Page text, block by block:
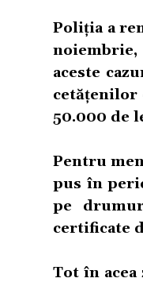
Poliția a
noiembrie,
aceste
cetățenilor
50.000 de
Pentru
pus în
pe
certificate
Tot în